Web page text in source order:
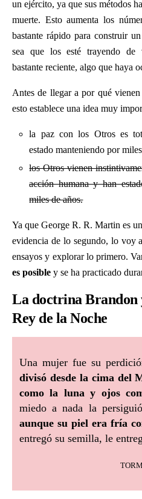
un ejército, ya que sus métodos
muerte. Esto aumenta los
bastante rápido para construir
sea que los esté trayendo de
bastante reciente, algo que haya
Antes de llegar a por qué
esto establece una idea muy
la paz con los Otros es
estado manteniendo por
los Otros vienen
acción humana y han
miles de años.
Ya que George R. R. Martin es
evidencia de lo segundo, lo voy
ensayos y explorar lo primero.
es posible y se ha practicado
La doctrina Brandon
Rey de la Noche
Una mujer fue su
divisó desde la cima del
como la luna y ojos
miedo a nada la
aunque su piel era fría
entregó su semilla, le